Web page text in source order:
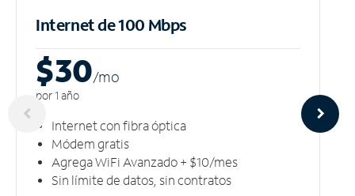
Internet de 100 Mbps
$30/mo
por 1 año
Internet con fibra óptica
Módem gratis
Agrega WiFi Avanzado + $10/mes
Sin límite de datos, sin contratos